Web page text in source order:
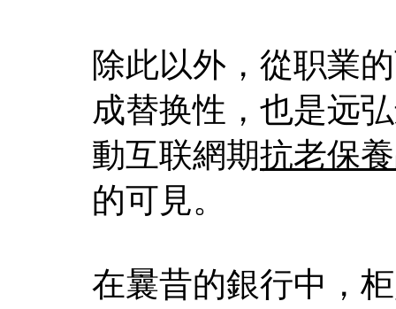
除此以外，從职業
成替换性，也是远
動互联網期抗老保
的可見。
在曩昔的銀行中，